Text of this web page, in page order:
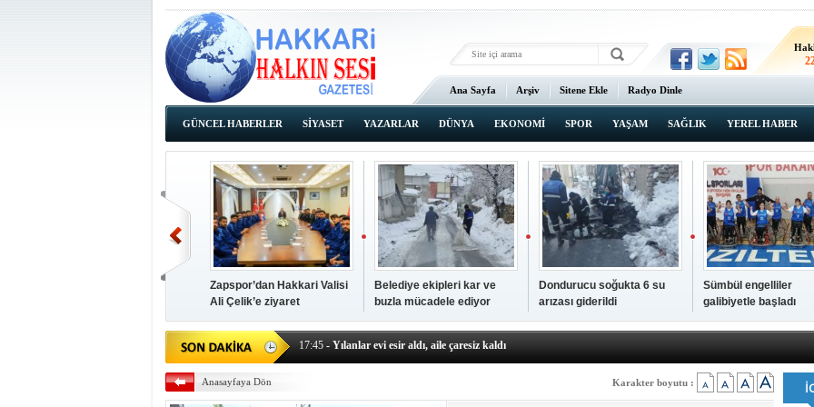
Ana Sayfa Arşiv Sitene Ekle Radyo Dinle
GÜNCEL HABERLER SİYASET YAZARLAR DÜNYA EKONOMİ SPOR YAŞAM SAĞLIK YEREL HABER
Zapspor’dan Hakkari Valisi
Ali Çelik’e ziyaret
Belediye ekipleri kar ve
buzla mücadele ediyor
Dondurucu soğukta 6 su
arızası giderildi
Sümbül engelliler
galibiyetle başladı
17:45 - Yılanlar evi esir aldı, aile çaresiz kaldı
17:43- Hakkari Cumhuriyet Başsavcısı Ufuk Turan görevine başladı
17:37- Başkan Büyüksu: Gençlerimiz için geleceğe yatırım yapıyoruz
Anasayfaya Dön Karakter boyutu :